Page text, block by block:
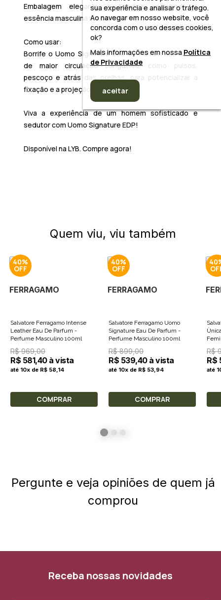
Embalagem elegante e luxuosa, refletindo a
essência masculina moderna.
Como usar:
Borrife oUomo Signature Eau de Parfumnas áreas
de maior circulação sanguínea, como pulsos,
pescoço e atrás das orelhas, para potencializar a
fixação e a projeção da fragrância.
Viva a experiência de umhomem sofisticado e
sedutorcom Uomo Signature EDP!
Disponível na LYB. Compre agora!
Quem viu, viu também
40%
FERRAGAMO
Salvatore Ferragamo Intense
Leather Eau De Parfum -
Perfume Masculino 100ml
R$ 969,00
R$ 581,40 à vista
até 10x de R$ 58,14
COMPRAR
40%
FERRAGAMO
Salvatore Ferragamo Uomo
Signature Eau De Parfum -
Perfume Masculino 100ml
R$ 899,00
R$ 539,40 à vista
até 10x de R$ 53,94
COMPRAR
R$
R$
até
Pergunte e veja opiniões de quem já
comprou
Receba nossas novidades
sua experiência e analisar o tráfego.
Ao navegar em nosso website, você
concorda com o uso desses cookies,
ok?
Mais informações em nossaPolítica
de Privacidade
aceitar